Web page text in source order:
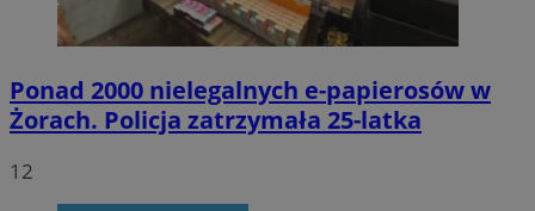
Ponad 2000 nielegalnych e-papierosów w
Żorach. Policja zatrzymała 25-latka
12